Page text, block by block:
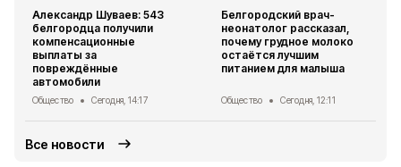
Александр Шуваев: 543
белгородца получили
компенсационные
выплаты за
повреждённые
автомобили
Общество Сегодня, 14:17
Белгородский врач-
неонатолог рассказал,
почему грудное молоко
остаётся лучшим
питанием для малыша
Общество Сегодня, 12:11
Все новости